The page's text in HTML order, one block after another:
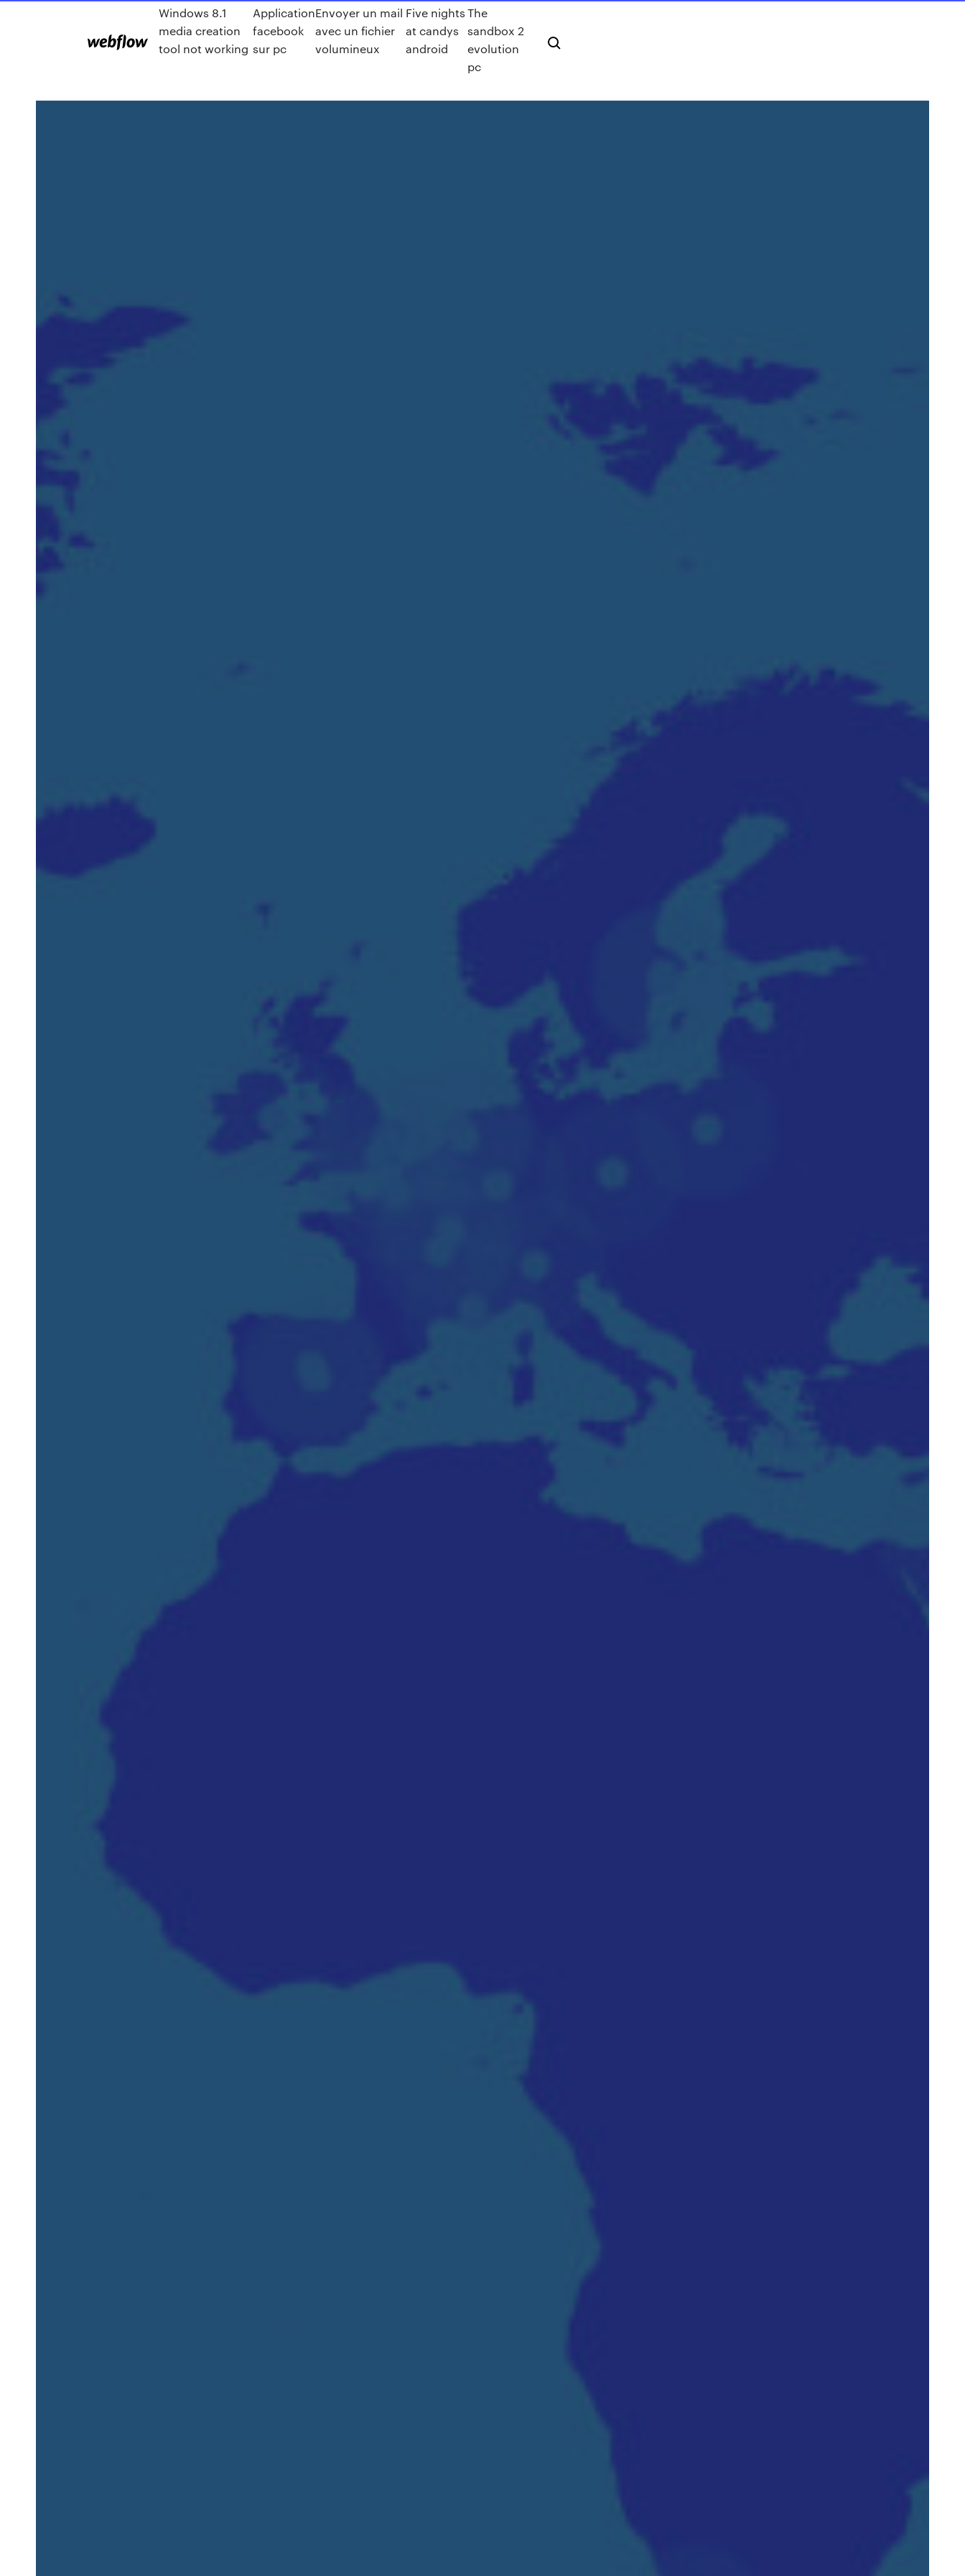
Windows 8.1
media creation
tool not working
Application
facebook
sur pc
Envoyer un mail
avec un fichier
volumineux
Five nights
at candys
android
The
sandbox 2
evolution
pc